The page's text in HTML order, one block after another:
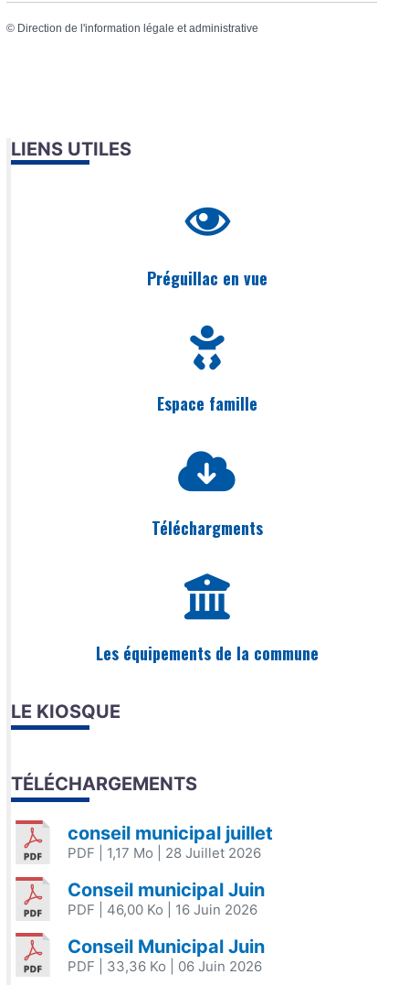
© Direction de l'information légale et administrative
LIENS UTILES
Préguillac en vue
Espace famille
Téléchargments
Les équipements de la commune
LE KIOSQUE
TÉLÉCHARGEMENTS
conseil municipal juillet
PDF | 1,17 Mo | 28 Juillet 2026
Conseil municipal Juin
PDF | 46,00 Ko | 16 Juin 2026
Conseil Municipal Juin
PDF | 33,36 Ko | 06 Juin 2026